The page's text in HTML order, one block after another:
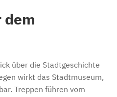
dem
über die Stadtgeschichte
wirkt das Stadtmuseum,
Treppen führen vom